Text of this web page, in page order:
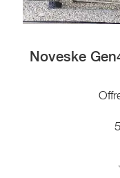
Noveske